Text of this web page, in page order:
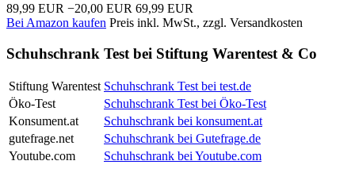
89,99 EUR −20,00 EUR 69,99 EUR
Bei Amazon kaufen Preis inkl. MwSt., zzgl. Versandkosten
Schuhschrank Test bei Stiftung Warentest & Co
Stiftung Warentest Schuhschrank Test bei test.de
Öko-Test
Schuhschrank Test bei Öko-Test
Konsument.at
Schuhschrank bei konsument.at
gutefrage.net
Schuhschrank bei Gutefrage.de
Youtube.com
Schuhschrank bei Youtube.com